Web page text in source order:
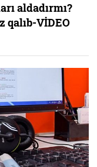
aldadırmı?
VİDEO